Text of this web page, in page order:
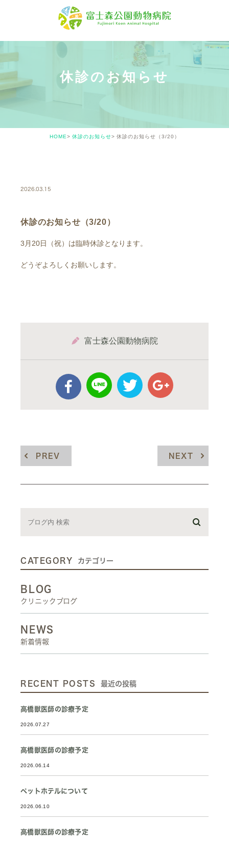
休診のお知らせ
HOME 休診のお知らせ 休診のお知らせ（3/20）
2026.03.15
休診のお知らせ（3/20）
3月20日（祝）は臨時休診となります。
どうぞよろしくお願いします。
富士森公園動物病院
PREV NEXT
CATEGORY カテゴリー
BLOG
クリニックブログ
NEWS
新着情報
RECENT POSTS 最近の投稿
高橋獣医師の診療予定
2026.07.27
高橋獣医師の診療予定
2026.06.14
ペットホテルについて
2026.06.10
高橋獣医師の診療予定